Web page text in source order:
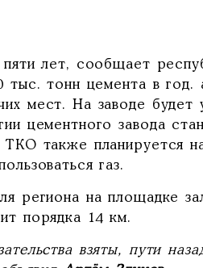
лет, сообщает
тыс. тонн цемента в год.
мест. На заводе будет
цементного завода
ТКО также планируется
газ.
региона на площадке
порядка 14 км.
взяты, пути